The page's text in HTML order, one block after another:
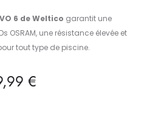
6 de Weltico garantit une
OSRAM, une résistance élevée et
tout type de piscine.
€